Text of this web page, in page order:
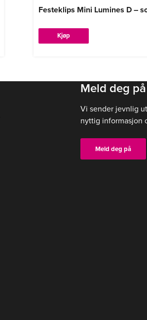
Festeklips Mini Lumines D –
Kjøp
Meld deg
Vi sender jevnlig
nyttig informasjon
Meld deg på